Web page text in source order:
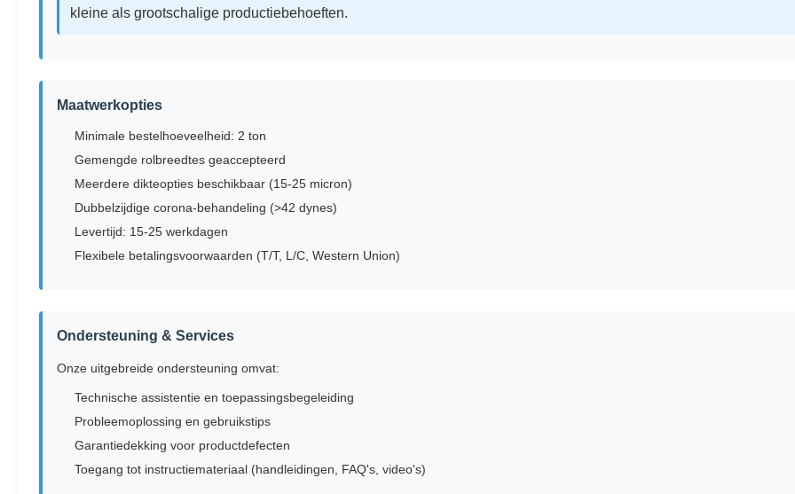
kleine als grootschalige productiebehoeften.
Maatwerkopties
Minimale bestelhoeveelheid: 2 ton
Gemengde rolbreedtes geaccepteerd
Meerdere dikteopties beschikbaar (15-25 micron)
Dubbelzijdige corona-behandeling (>42 dynes)
Levertijd: 15-25 werkdagen
Flexibele betalingsvoorwaarden (T/T, L/C, Western Union)
Ondersteuning & Services
Onze uitgebreide ondersteuning omvat:
Technische assistentie en toepassingsbegeleiding
Probleemoplossing en gebruikstips
Garantiedekking voor productdefecten
Toegang tot instructiemateriaal (handleidingen, FAQ's, video's)